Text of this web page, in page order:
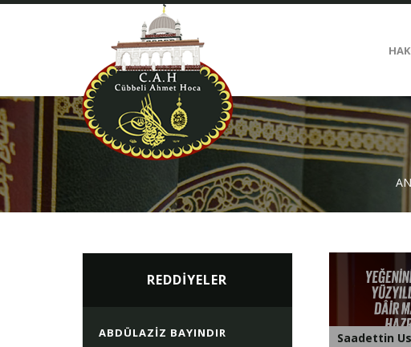
REDDİYELER
ABDÜLAZIZ BAYINDIR Saadettin